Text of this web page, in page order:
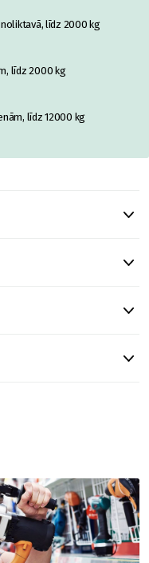
līdz 2000 kg
līdz 2000 kg
līdz 12000 kg